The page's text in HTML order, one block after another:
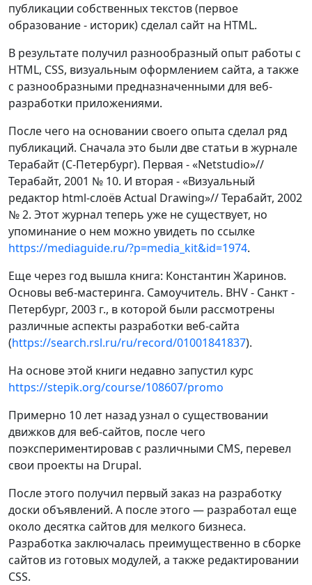
публикации собственных текстов (первое
образование - историк) сделал сайт на HTML.
В результате получил разнообразный опыт работы с
HTML, CSS, визуальным оформлением сайта, а также
с разнообразными предназначенными для веб-
разработки приложениями.
После чего на основании своего опыта сделал ряд
публикаций. Сначала это были две статьи в журнале
Терабайт (С-Петербург). Первая - «Netstudio»//
Терабайт, 2001 № 10. И вторая - «Визуальный
редактор html-слоёв Actual Drawing»// Терабайт, 2002
№ 2. Этот журнал теперь уже не существует, но
упоминание о нем можно увидеть по ссылке
https://mediaguide.ru/?p=media_kit&id=1974.
Еще через год вышла книга: Константин Жаринов.
Основы веб-мастеринга. Самоучитель. BHV - Санкт -
Петербург, 2003 г., в которой были рассмотрены
различные аспекты разработки веб-сайта
(https://search.rsl.ru/ru/record/01001841837).
На основе этой книги недавно запустил курс
https://stepik.org/course/108607/promo
Примерно 10 лет назад узнал о существовании
движков для веб-сайтов, после чего
поэкспериментировав с различными CMS, перевел
свои проекты на Drupal.
После этого получил первый заказ на разработку
доски объявлений. А после этого — разработал еще
около десятка сайтов для мелкого бизнеса.
Разработка заключалась преимущественно в сборке
сайтов из готовых модулей, а также редактировании
CSS.